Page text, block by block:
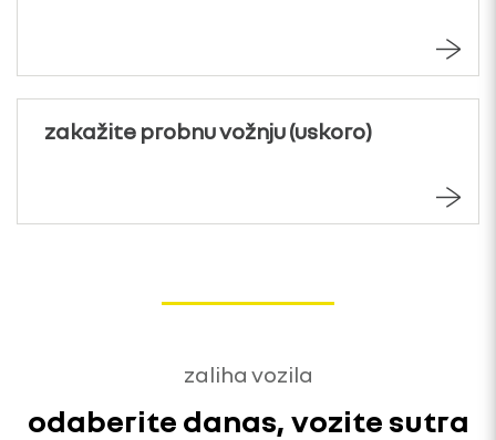
zakažite probnu vožnju (uskoro)
zaliha vozila
odaberite danas, vozite sutra